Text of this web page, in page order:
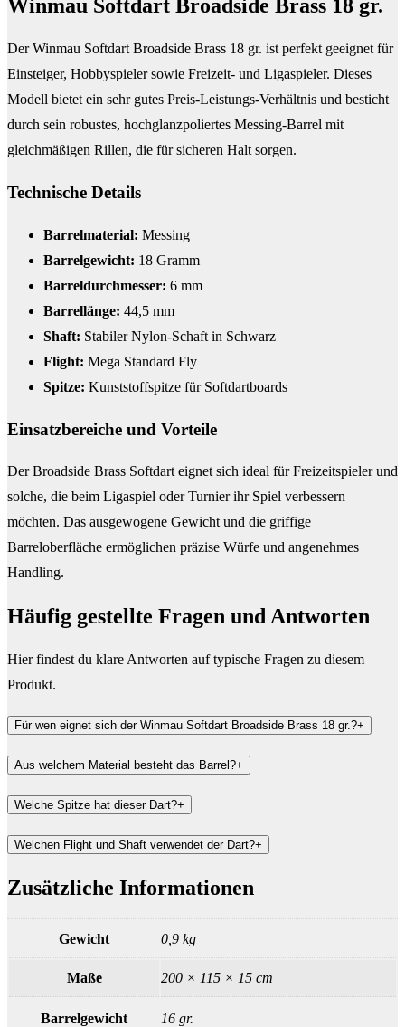
Winmau Softdart Broadside Brass 18 gr.
Der Winmau Softdart Broadside Brass 18 gr. ist perfekt geeignet für
Einsteiger, Hobbyspieler sowie Freizeit- und Ligaspieler. Dieses
Modell bietet ein sehr gutes Preis-Leistungs-Verhältnis und besticht
durch sein robustes, hochglanzpoliertes Messing-Barrel mit
gleichmäßigen Rillen, die für sicheren Halt sorgen.
Technische Details
Barrelmaterial: Messing
Barrelgewicht: 18 Gramm
Barreldurchmesser: 6 mm
Barrellänge: 44,5 mm
Shaft: Stabiler Nylon-Schaft in Schwarz
Flight: Mega Standard Fly
Spitze: Kunststoffspitze für Softdartboards
Einsatzbereiche und Vorteile
Der Broadside Brass Softdart eignet sich ideal für Freizeitspieler und
solche, die beim Ligaspiel oder Turnier ihr Spiel verbessern
möchten. Das ausgewogene Gewicht und die griffige
Barreloberfläche ermöglichen präzise Würfe und angenehmes
Handling.
Häufig gestellte Fragen und Antworten
Hier findest du klare Antworten auf typische Fragen zu diesem
Produkt.
Für wen eignet sich der Winmau Softdart Broadside Brass 18 gr.?+
Aus welchem Material besteht das Barrel?+
Welche Spitze hat dieser Dart?+
Welchen Flight und Shaft verwendet der Dart?+
Zusätzliche Informationen
Gewicht 0,9 kg
Maße 200 × 115 × 15 cm
Barrelgewicht 16 gr.